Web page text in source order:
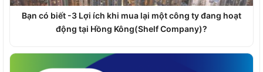
Bạn có biết -3 Lợi ích khi mua lại một công ty đang hoạt
động tại Hồng Kông(Shelf Company)?